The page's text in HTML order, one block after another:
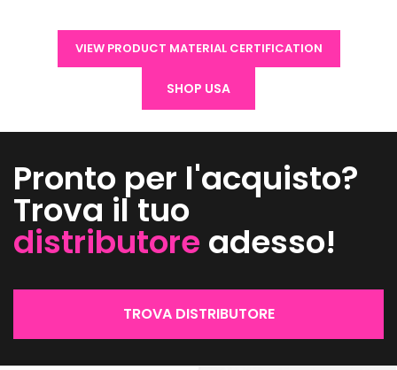
VIEW PRODUCT MATERIAL CERTIFICATION
SHOP USA
Pronto per l'acquisto?
Trova il tuo
distributoreadesso!
TROVA DISTRIBUTORE